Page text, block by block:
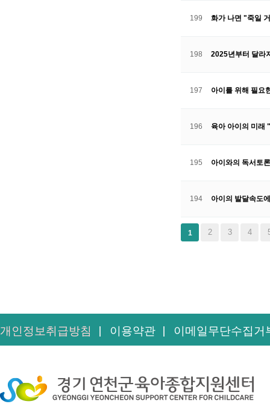
199 화가 나면 "죽일
198 2025년부터 달라
197 아이를 위해 필요
196 육아 아이의 미래
195 아이와의 독서토
194 아이의 발달속도
1 2 3 4
개인정보취급방침 이용약관 이메일무단수집거